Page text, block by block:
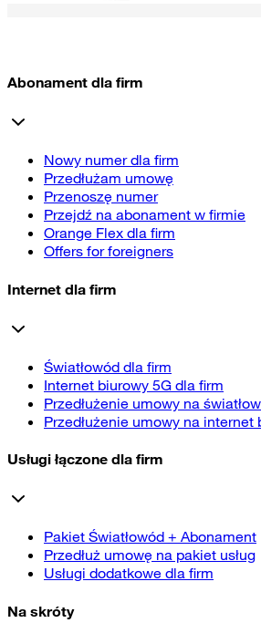
Abonament dla firm
Nowy numer dla firm
Przedłużam umowę
Przenoszę numer
Przejdź na abonament w firmie
Orange Flex dla firm
Offers for foreigners
Internet dla firm
Światłowód dla firm
Internet biurowy 5G dla firm
Przedłużenie umowy na
Przedłużenie umowy na internet
Usługi łączone dla firm
Pakiet Światłowód + Abonament
Przedłuż umowę na pakiet usług
Usługi dodatkowe dla firm
Na skróty